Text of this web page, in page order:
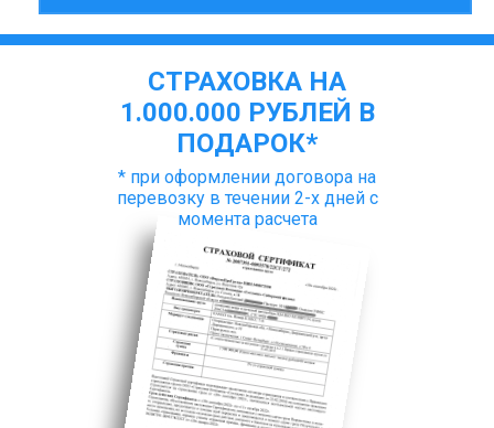
СТРАХОВКА НА
1.000.000 РУБЛЕЙ В
ПОДАРОК*
* при оформлении договора на
перевозку в течении 2-х дней с
момента расчета